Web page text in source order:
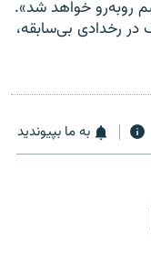
روبه‌رو خواهد شد».
در رخدادی بی‌سابقه،
به ما بپیوندید